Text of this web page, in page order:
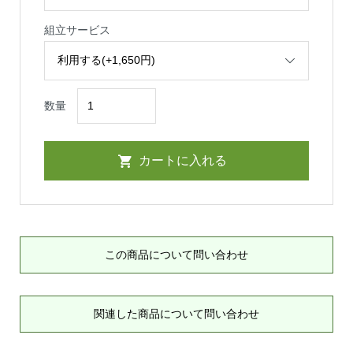
組立サービス
数量
この商品について問い合わせ
関連した商品について問い合わせ